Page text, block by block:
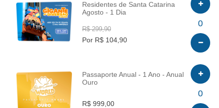
INFO
Residentes de Santa Catarina
Agosto - 1 Dia
R$ 299,90
Por R$ 104,90
0
INFO
Passaporte Anual - 1 Ano - Anual
Ouro
R$ 999,00
0